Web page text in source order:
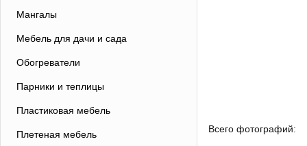
Мангалы
Мебель для дачи и сада
Обогреватели
Парники и теплицы
Пластиковая мебель
Плетеная мебель Всего фотографий: